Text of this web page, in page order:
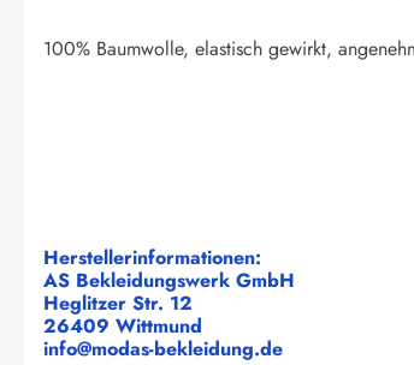
100% Baumwolle, elastisch gewirkt,
Herstellerinformationen:
AS Bekleidungswerk GmbH
Heglitzer Str. 12
26409 Wittmund
info@modas-bekleidung.de